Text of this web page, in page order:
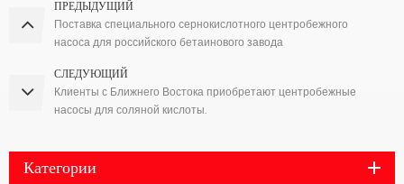
ПРЕДЫДУЩИЙ
Поставка специального сернокислотного центробежного
насоса для российского бетаинового завода
СЛЕДУЮЩИЙ
Клиенты с Ближнего Востока приобретают центробежные
насосы для соляной кислоты.
Категории